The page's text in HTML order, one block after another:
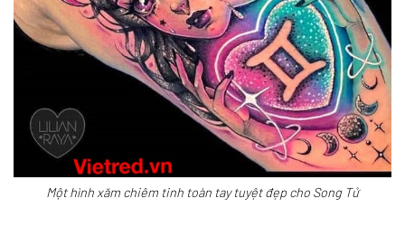
Một hình xăm chiêm tinh toàn tay tuyệt đẹp cho Song Tử